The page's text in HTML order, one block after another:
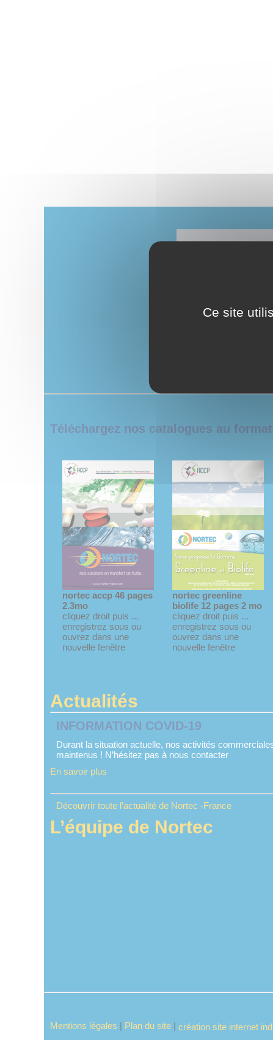
Téléchargez nos catalogues au
nortec accp 46 pages
2.3mo
cliquez droit puis ...
enregistrez sous ou
ouvrez dans une
nouvelle fenêtre
nortec greenline
biolife 12 pages 2 mo
cliquez droit puis ...
enregistrez sous ou
ouvrez dans une
nouvelle fenêtre
Actualités
INFORMATION COVID-19
Durant la situation actuelle, nos activités
maintenus ! N’hésitez pas à nous contacter
En savoir plus
Découvrir toute l’actualité de Nortec -France
L’équipe de Nortec
Mentions légales | Plan du site | création site internet
Ce site